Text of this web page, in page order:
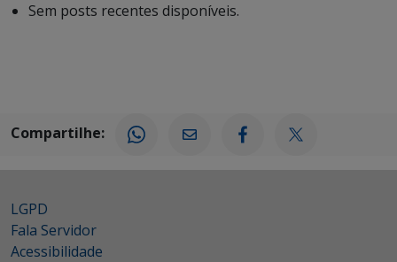
Sem posts recentes disponíveis.
Compartilhe:
LGPD
Fala Servidor
Acessibilidade